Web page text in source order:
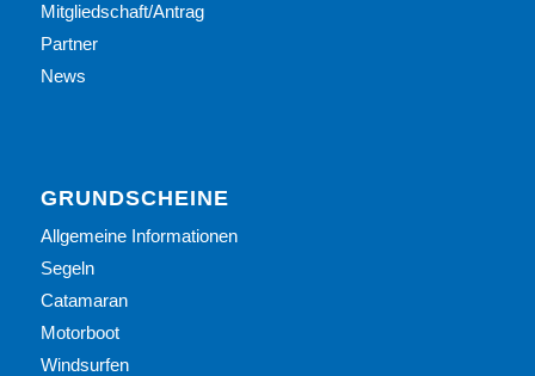
Mitgliedschaft/Antrag
Partner
News
GRUNDSCHEINE
Allgemeine Informationen
Segeln
Catamaran
Motorboot
Windsurfen